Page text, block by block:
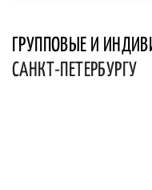
ГРУППОВЫЕ И
САНКТ-ПЕТЕРБУРГУ